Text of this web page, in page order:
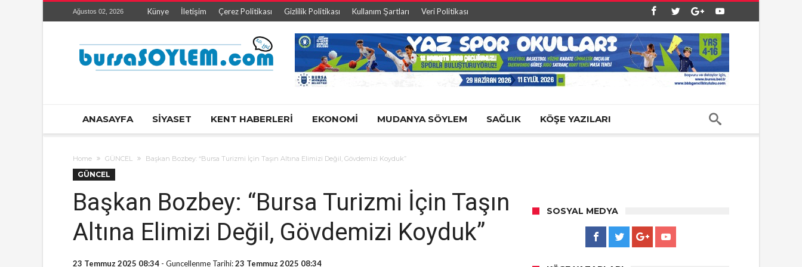
Ağustos 02, 2026 Künye İletişim Çerez Politikası Gizlilik Politikası Kullanım Şartları Veri Politikası
ANASAYFA SİYASET KENT HABERLERİ EKONOMİ MUDANYA SÖYLEM SAĞLIK KÖŞE YAZILARI
Home GÜNCEL Başkan Bozbey: “Bursa Turizmi İçin Taşın Altına Elimizi Değil, Gövdemizi Koyduk”
GÜNCEL
Başkan Bozbey: “Bursa Turizmi İçin Taşın
Altına Elimizi Değil, Gövdemizi Koyduk”
23 Temmuz 2025 08:34 - Guncellenme Tarihi:23 Temmuz 2025 08:34
SOSYAL MEDYA